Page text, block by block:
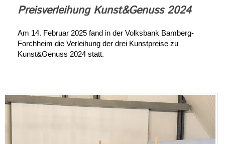
Preisverleihung Kunst&Genuss 2024
Am 14. Februar 2025 fand in der Volksbank Bamberg-
Forchheim die Verleihung der drei Kunstpreise zu
Kunst&Genuss 2024 statt.